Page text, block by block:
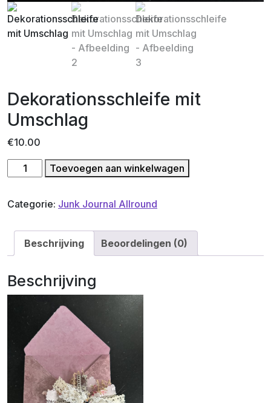
Dekorationsschleife mit
Umschlag
€10.00
Dekorationsschleife
mit
aantal
Toevoegen aan winkelwagen
Categorie: Junk Journal Allround
Beschrijving Beoordelingen (0)
Beschrijving